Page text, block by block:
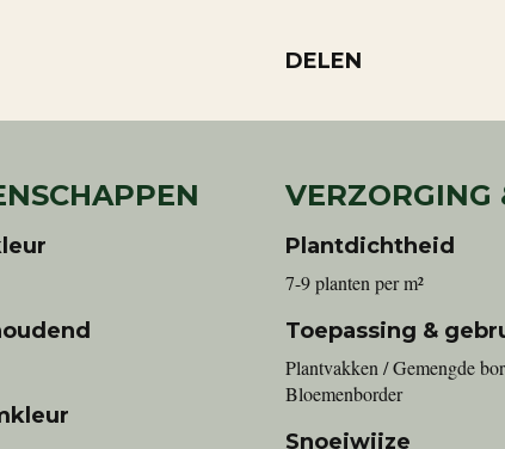
DELEN
VERZORGING
Plantdichtheid
7-9 planten per m²
Toepassing &
Plantvakken / Gemengde
Bloemenborder
Snoeiwijze